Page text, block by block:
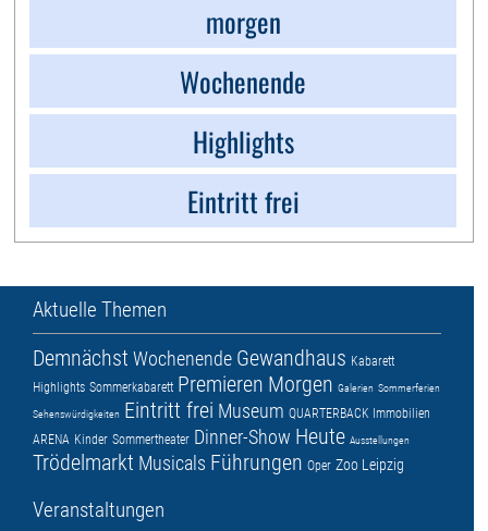
morgen
Wochenende
Highlights
Eintritt frei
Aktuelle Themen
Demnächst Wochenende Gewandhaus Kabarett
Highlights Sommerkabarett Premieren Morgen Galerien Sommerferien
Sehenswürdigkeiten Eintritt frei Museum QUARTERBACK Immobilien
ARENA Kinder Sommertheater Dinner-Show Heute Ausstellungen
Trödelmarkt Musicals Führungen Oper Zoo Leipzig
Veranstaltungen